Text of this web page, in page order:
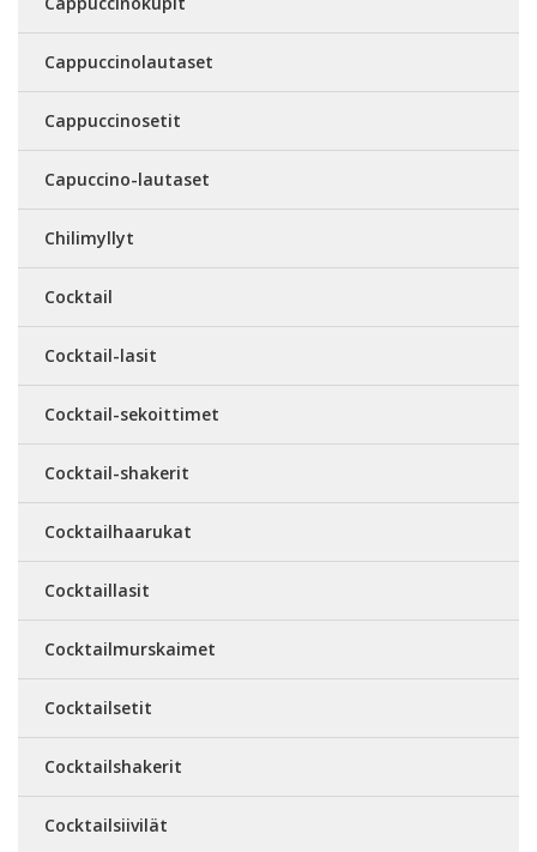
Cappuccinolautaset
Cappuccinosetit
Capuccino-lautaset
Chilimyllyt
Cocktail
Cocktail-lasit
Cocktail-sekoittimet
Cocktail-shakerit
Cocktailhaarukat
Cocktaillasit
Cocktailmurskaimet
Cocktailsetit
Cocktailshakerit
Cocktailsiivilät